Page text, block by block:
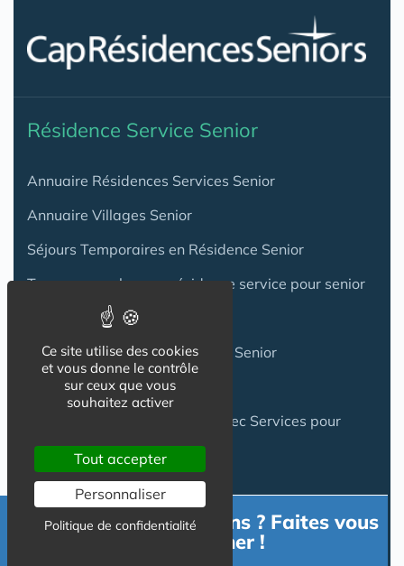
Résidence Service Senior
Annuaire Résidences Services Senior
Annuaire Villages Senior
Séjours Temporaires en Résidence Senior
Trouver une place en résidence service pour senior
Investir en Résidence Senior
Acheter une Maison en Village Senior
Coliving Senior
Les groupes de Résidences avec Services pour
Seniors
Logement Senior
Besoin d'informations ? Faites vous
accompagner !
Ce site utilise des cookies
et vous donne le contrôle
sur ceux que vous
souhaitez activer
Tout accepter
Personnaliser
Politique de confidentialité